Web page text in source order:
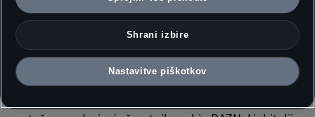
Uradna aplikacija FC Bayern je na voljo v izbranih modelih Audi.
Pri znamki Audi našo posebno povezanost s športom
dvigujemo na novo raven, saj kot prvi avtomobilski
Shrani izbire
Nastavitve piškotkov